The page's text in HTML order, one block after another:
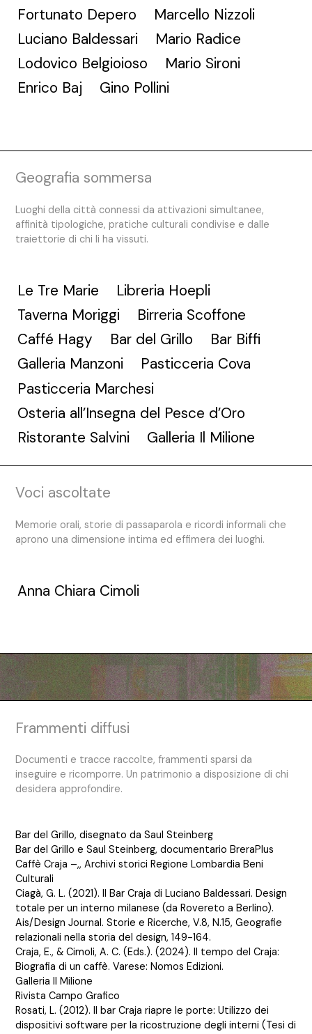
Fortunato Depero
Marcello Nizzoli
Luciano Baldessari
Mario Radice
Lodovico Belgioioso
Mario Sironi
Enrico Baj
Gino Pollini
Geografia sommersa
Luoghi della città connessi da attivazioni simultanee,
affinità tipologiche, pratiche culturali condivise e dalle
traiettorie di chi li ha vissuti.
Le Tre Marie
Libreria Hoepli
Taverna Moriggi
Birreria Scoffone
Caffé Hagy
Bar del Grillo
Bar Biffi
Galleria Manzoni
Pasticceria Cova
Pasticceria Marchesi
Osteria all’Insegna del Pesce d’Oro
Ristorante Salvini
Galleria Il Milione
Voci ascoltate
Memorie orali, storie di passaparola e ricordi informali che
aprono una dimensione intima ed effimera dei luoghi.
Anna Chiara Cimoli
Frammenti diffusi
Documenti e tracce raccolte, frammenti sparsi da
inseguire e ricomporre. Un patrimonio a disposizione di chi
desidera approfondire.
Bar del Grillo, disegnato da Saul Steinberg
Bar del Grillo e Saul Steinberg, documentario BreraPlus
Caffè Craja –,, Archivi storici Regione Lombardia Beni
Culturali
Ciagà, G. L. (2021). Il Bar Craja di Luciano Baldessari. Design
totale per un interno milanese (da Rovereto a Berlino).
Ais/Design Journal. Storie e Ricerche, V.8, N.15, Geografie
relazionali nella storia del design, 149-164.
Craja, E., & Cimoli, A. C. (Eds.). (2024). Il tempo del Craja:
Biografia di un caffè. Varese: Nomos Edizioni.
Galleria Il Milione
Rivista Campo Grafico
Rosati, L. (2012). Il bar Craja riapre le porte: Utilizzo dei
dispositivi software per la ricostruzione degli interni (Tesi di